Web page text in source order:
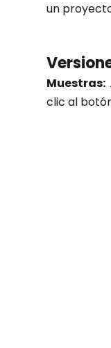
un
Muestras:
clic al